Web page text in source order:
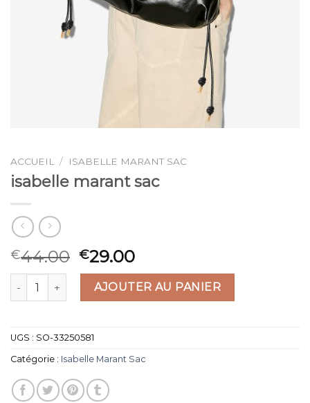
ACCUEIL / ISABELLE MARANT SAC
isabelle marant sac
€44.00 €29.00
quantité de isabelle marant sac
AJOUTER AU PANIER
UGS : SO-33250581
Catégorie : Isabelle Marant Sac